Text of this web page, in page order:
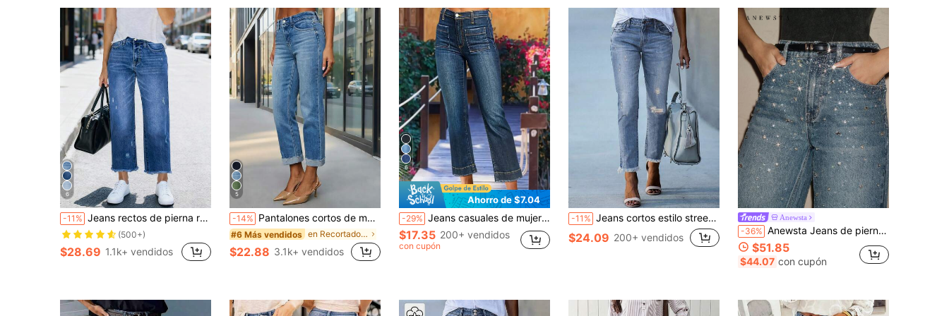
6
-11% Jeans rectos de pierna recta con ajuste holgado cómodo, elásticos, desgastados, lavados en azul, con dobladillo deshilachado para mujer, estilo calle casual primavera otoño
(500+)
$28.69 1.1k+ vendidos
5
-14% Pantalones cortos de mezclilla elástica ajustados para mujer, uso casual en primavera y uso diario en otoño
#6 Más vendidos en Recortado Jeans de mujer
$22.88 3.1k+ vendidos
6
Ahorro de $7.04
-29% Jeans casuales de mujer con lavado y pierna recta elástica, primavera/otoño
$17.35 200+ vendidos
con cupón
-11% Jeans cortos estilo streetwear Y2K, jeans de cintura alta con estiramiento, desgastados y con dobladillo deshilachado, ajuste ceñido, bolsillos inclinados, pantalones de mezclilla de largo al tobillo para otoño
$24.09 200+ vendidos
Anewsta
-36% Anewsta Jeans de pierna recta hechos a mano con adornos de strass pesados
$51.85
$44.07 con cupón